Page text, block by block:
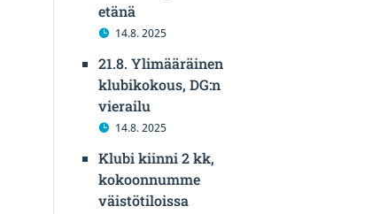
etänä
14.8. 2025
21.8. Ylimääräinen
klubikokous, DG:n
vierailu
14.8. 2025
Klubi kiinni 2 kk,
kokoonnumme
väistötiloissa